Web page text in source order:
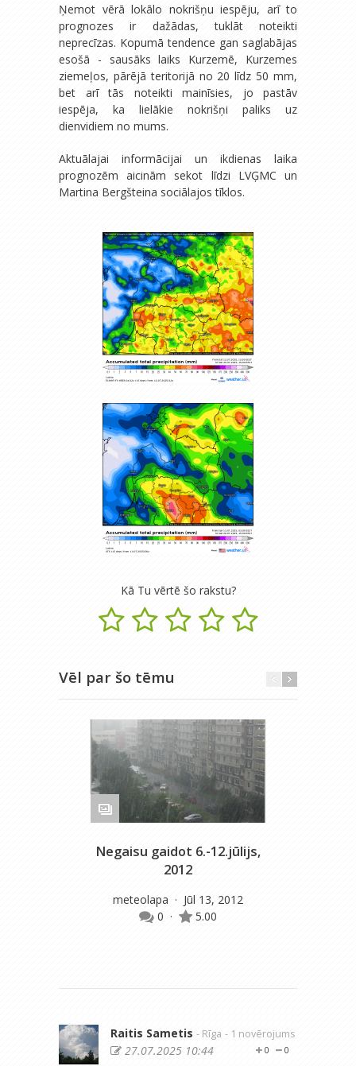
Ņemot vērā lokālo nokrišņu iespēju, arī to
prognozes ir dažādas, tuklāt noteikti
neprecīzas. Kopumā tendence gan saglabājas
esošā - sausāks laiks Kurzemē, Kurzemes
ziemeļos, pārējā teritorijā no 20 līdz 50 mm,
bet arī tās noteikti mainīsies, jo pastāv
iespēja, ka lielākie nokrišņi paliks uz
dienvidiem no mums.
Aktuālajai informācijai un ikdienas laika
prognozēm aicinām sekot līdzi LVĢMC un
Martina Bergšteina sociālajos tīklos.
Kā Tu vērtē šo rakstu?
Vēl par šo tēmu
Negaisu gaidot 6.-12.jūlijs,
2012
meteolapa · Jūl 13, 2012
0 · 5.00
Raitis Sametis - Rīga - 1 novērojums
0
0
27.07.2025 10:44